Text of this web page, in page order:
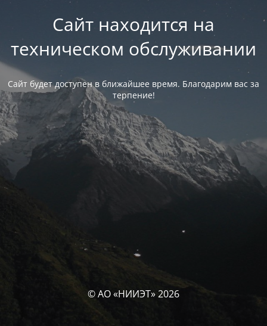
Сайт находится на
техническом обслуживании
Сайт будет доступен в ближайшее время. Благодарим вас за
терпение!
© АО «НИИЭТ» 2026